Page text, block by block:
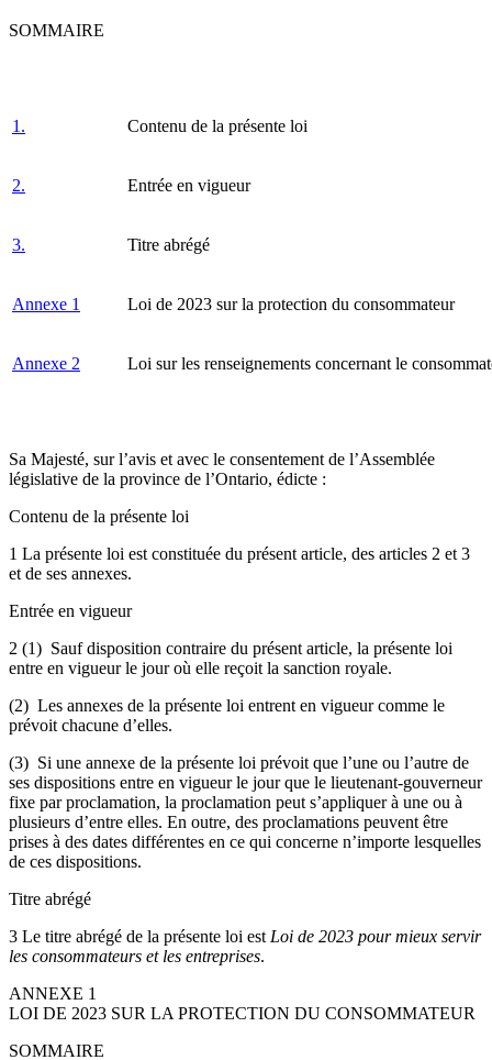
SOMMAIRE
1. Contenu de la présente loi
2. Entrée en vigueur
3. Titre abrégé
Annexe 1 Loi de 2023 sur la protection du consommateur
Annexe 2 Loi sur les renseignements concernant le
Sa Majesté, sur l’avis et avec le consentement de l’Assemblée
législative de la province de l’Ontario, édicte :
Contenu de la présente loi
1 La présente loi est constituée du présent article, des articles 2 et 3
et de ses annexes.
Entrée en vigueur
2 (1) Sauf disposition contraire du présent article, la présente loi
entre en vigueur le jour où elle reçoit la sanction royale.
(2) Les annexes de la présente loi entrent en vigueur comme le
prévoit chacune d’elles.
(3) Si une annexe de la présente loi prévoit que l’une ou l’autre de
ses dispositions entre en vigueur le jour que le lieutenant-gouverneur
fixe par proclamation, la proclamation peut s’appliquer à une ou à
plusieurs d’entre elles. En outre, des proclamations peuvent être
prises à des dates différentes en ce qui concerne n’importe lesquelles
de ces dispositions.
Titre abrégé
3 Le titre abrégé de la présente loi est Loi de 2023 pour mieux servir
les consommateurs et les entreprises.
ANNEXE 1
LOI DE 2023 SUR LA PROTECTION DU CONSOMMATEUR
SOMMAIRE